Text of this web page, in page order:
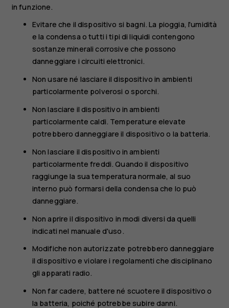
in funzione.
Evitare che il dispositivo si bagni. La pioggia, l'umidità
e la condensa o tutti i tipi di liquidi contengono
sostanze minerali corrosive che possono
danneggiare i circuiti elettronici.
Non usare né lasciare il dispositivo in ambienti
particolarmente polverosi o sporchi.
Non lasciare il dispositivo in ambienti
particolarmente caldi. Temperature elevate
potrebbero danneggiare il dispositivo o la batteria.
Non lasciare il dispositivo in ambienti
particolarmente freddi. Quando il dispositivo
raggiunge la sua temperatura normale, al suo
interno può formarsi della condensa che lo può
danneggiare.
Non aprire il dispositivo in modi diversi da quelli
indicati nel manuale d'uso.
Modifiche non autorizzate potrebbero danneggiare
il dispositivo e violare i regolamenti che disciplinano
gli apparati radio.
Non far cadere, battere né scuotere il dispositivo o
la batteria, poiché potrebbe subire danni.